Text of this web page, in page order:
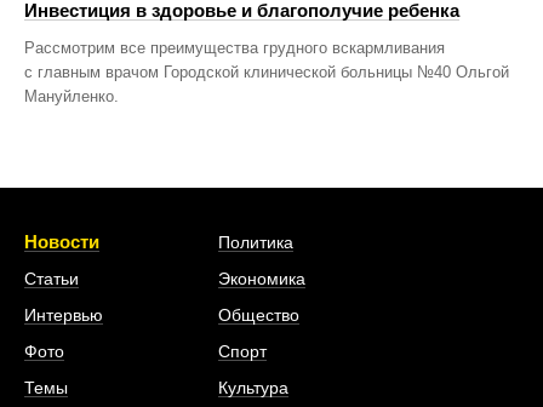
Инвестиция в здоровье и благополучие ребенка
Рассмотрим все преимущества грудного вскармливания
с главным врачом Городской клинической больницы №40 Ольгой
Мануйленко.
Новости
Статьи
Интервью
Фото
Темы
Политика
Экономика
Общество
Спорт
Культура